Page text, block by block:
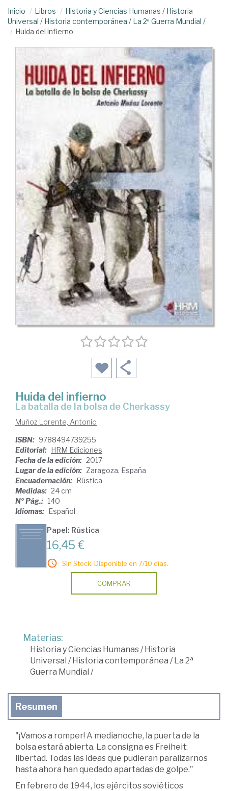
Inicio Libros Historia y Ciencias Humanas / Historia
Universal / Historia contemporánea / La 2ª Guerra Mundial /
Huida del infierno
Huida del infierno
la batalla de la bolsa de Cherkassy
Muñoz Lorente, Antonio
ISBN: 9788494739255
Editorial: HRM Ediciones
Fecha de la edición: 2017
Lugar de la edición: Zaragoza. España
Encuadernación: Rústica
Medidas: 24 cm
Nº Pág.: 140
Idiomas: Español
Papel: Rústica
16,45 €
Sin Stock. Disponible en 7/10 días.
COMPRAR
Materias:
Historia y Ciencias Humanas/ Historia
Universal / Historia contemporánea / La 2ª
Guerra Mundial /
Resumen
"¡Vamos a romper! A medianoche, la puerta de la
bolsa estará abierta. La consigna es Freiheit:
libertad. Todas las ideas que pudieran paralizarnos
hasta ahora han quedado apartadas de golpe."
En febrero de 1944, los ejércitos soviéticos